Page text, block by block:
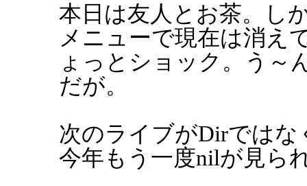
本日は友人とお茶。し
メニューで現在は消え
ょっとショック。う～
だが。
次のライブがDirでは
今年もう一度nilが見ら